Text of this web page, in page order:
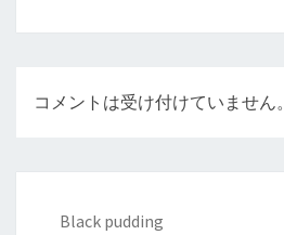
コメントは受け付けていません。
Black pudding